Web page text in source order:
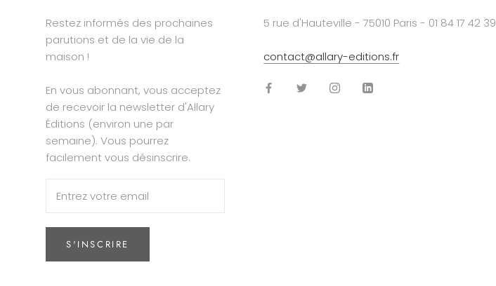
Restez informés des prochaines
parutions et de la vie de la
maison !
En vous abonnant, vous acceptez
de recevoir la newsletter d'Allary
Éditions (environ une par
semaine). Vous pourrez
facilement vous désinscrire.
S'INSCRIRE
5 rue d'Hauteville - 75010 Paris - 01 84 17 42 39
contact@allary-editions.fr